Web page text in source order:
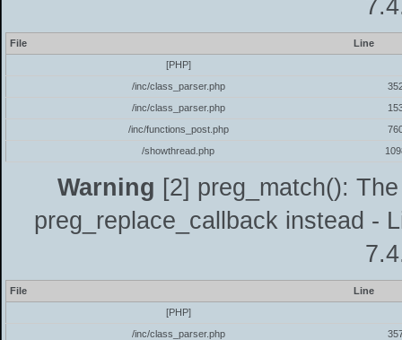
File
Line
[PHP]
/inc/class_parser.php
/inc/class_parser.php
/inc/functions_post.php
/showthread.php
Warning [2] preg_match():
preg_replace_callback instead -
File
Line
[PHP]
/inc/class_parser.php